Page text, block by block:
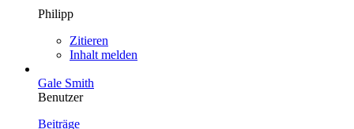
Philipp
Zitieren
Inhalt melden
Gale Smith
Benutzer
Beiträge